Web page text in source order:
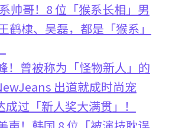
帅哥！8 位「猴系长相」男
鹤棣、吴磊，都是「猴系」
！曾被称为「怪物新人」的
出道就成时尚宠
过「新人奖大满贯」！